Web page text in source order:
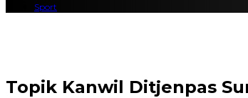
Sport
Topik Kanwil Ditjenpas